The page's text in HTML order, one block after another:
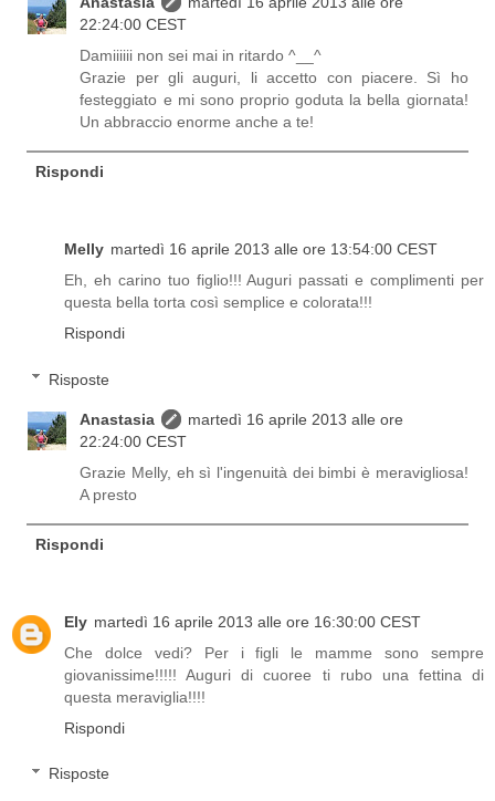
22:24:00 CEST
Damiiiiii non sei mai in ritardo ^__^
Grazie per gli auguri, li accetto con piacere. Sì ho
festeggiato e mi sono proprio goduta la bella giornata!
Un abbraccio enorme anche a te!
Rispondi
Melly martedì 16 aprile 2013 alle ore 13:54:00 CEST
Eh, eh carino tuo figlio!!! Auguri passati e complimenti per
questa bella torta così semplice e colorata!!!
Rispondi
Risposte
Anastasia
martedì 16 aprile 2013 alle ore
22:24:00 CEST
Grazie Melly, eh sì l'ingenuità dei bimbi è meravigliosa!
A presto
Rispondi
Ely martedì 16 aprile 2013 alle ore 16:30:00 CEST
Che dolce vedi? Per i figli le mamme sono sempre
giovanissime!!!!! Auguri di cuoree ti rubo una fettina di
questa meraviglia!!!!
Rispondi
Risposte